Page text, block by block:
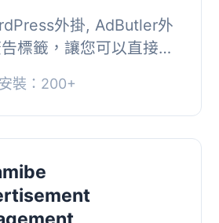
外掛, AdButler外
標籤，讓您可以直接從
域。, 使用此外掛需要
安裝：200+